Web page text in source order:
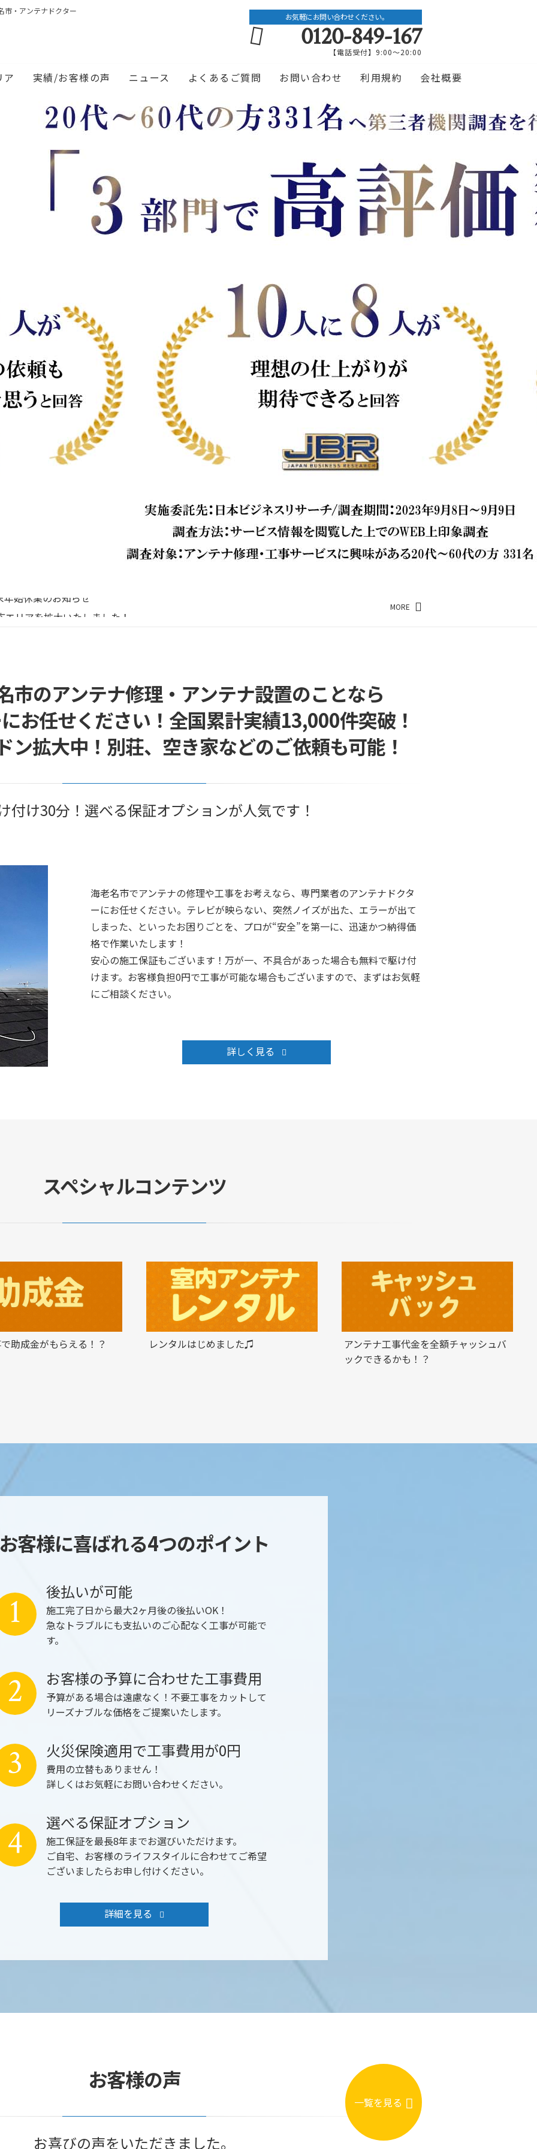
市・アンテナドクター
お気軽にお問い合わせください。
0120-849-167
【電話受付】9:00〜20:00
ア 実績/お客様の声 ニュース よくあるご質問 お問い合わせ 利用規約 会社概要
エリアを拡大いたしました！
年始休業のお知らせ
MORE
市のアンテナ修理・アンテナ設置のことなら
お任せください！全国累計実績13,000件突破！
ン拡大中！別荘、空き家などのご依頼も可能！
付け30分！選べる保証オプションが人気です！
海老名市でアンテナの修理や工事をお考えなら、専門業者のアンテナドクタ
ーにお任せください。テレビが映らない、突然ノイズが出た、エラーが出て
しまった、といったお困りごとを、プロが“安全”を第一に、迅速かつ納得価
格で作業いたします！
安心の施工保証もございます！万が一、不具合があった場合も無料で駆け付
けます。お客様負担0円で工事が可能な場合もございますので、まずはお気軽
にご相談ください。
詳しく見る
スペシャルコンテンツ
助成金がもらえる！？ レンタルはじめました♫
アンテナ工事代金を全額チャッシュバ
ックできるかも！？
客様に喜ばれる4つのポイント
後払いが可能
施工完了日から最大2ヶ月後の後払いOK！
急なトラブルにも支払いのご心配なく工事が可能で
す。
1
お客様の予算に合わせた工事費用
予算がある場合は遠慮なく！不要工事をカットして
リーズナブルな価格をご提案いたします。
2
火災保険適用で工事費用が0円
費用の立替もありません！
詳しくはお気軽にお問い合わせください。
3
選べる保証オプション
施工保証を最長8年までお選びいただけます。
ご自宅、お客様のライフスタイルに合わせてご希望
ございましたらお申し付けください。
4
詳細を見る
お客様の声
お喜びの声をいただきました。
一覧を見る